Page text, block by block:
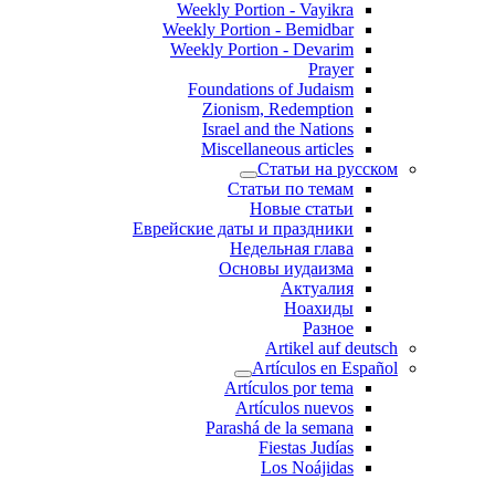
Weekly Portion - Vayikra
Weekly Portion - Bemidbar
Weekly Portion - Devarim
Prayer
Foundations of Judaism
Zionism, Redemption
Israel and the Nations
Miscellaneous articles
Статьи на русском
Статьи по темам
Новые статьи
Еврейские даты и праздники
Недельная глава
Основы иудаизма
Актуалия
Ноахиды
Разное
Artikel auf deutsch
Artículos en Español
Artículos por tema
Artículos nuevos
Parashá de la semana
Fiestas Judías
Los Noájidas